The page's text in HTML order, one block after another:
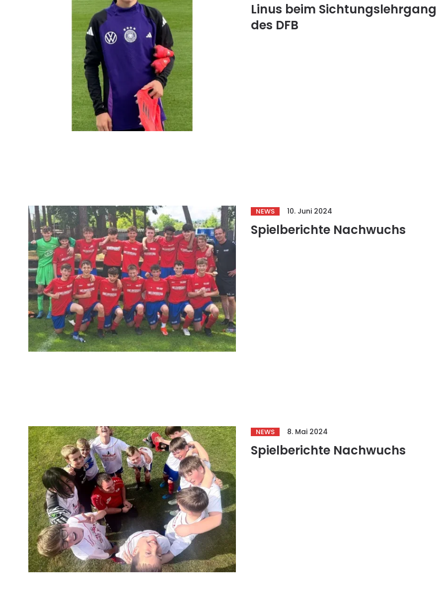
Linus beim Sichtungslehrgang
des DFB
NEWS 10. Juni 2024
Spielberichte Nachwuchs
NEWS 8. Mai 2024
Spielberichte Nachwuchs